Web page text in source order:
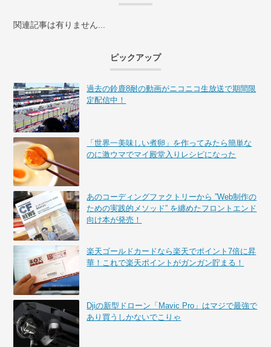
関連記事は有りません...
ピックアップ
過去の鈴鹿8耐の動画がニコニコ生放送で期間限
定配信中！
「世界一美味しい煮卵」を作ってみたら簡単な
のに激ウマでマイ殿堂入りレシピになった
あのコーディングファクトリーから ”Web制作の
ための実践的メソッド” を纏めたフロントエンド
向け本が発売！
楽天ゴールドカードなら楽天でポイント7倍に昇
華！これで楽天ポイントがガンガン貯まる！
Djiの新型ドローン「Mavic Pro」はマジで最強で
あり買うしかないでこりゃ